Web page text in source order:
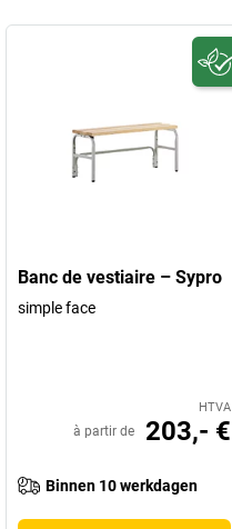
Banc de vestiaire – Sypro
simple face
HTVA
à partir de 203,- €
Binnen 10 werkdagen